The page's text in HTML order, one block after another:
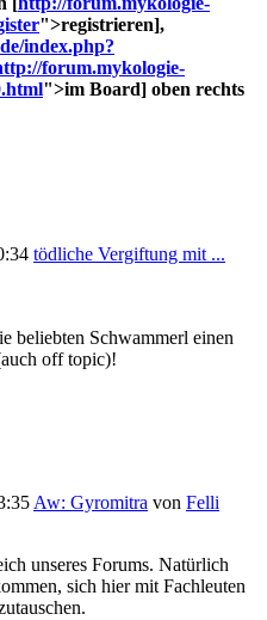
">registrieren],
index.php?
forum.mykologie-
">im Board] oben rechts
tödliche Vergiftung mit ...
beliebten Schwammerl einen
off topic)!
Aw: Gyromitra von Felli
unseres Forums. Natürlich
sich hier mit Fachleuten